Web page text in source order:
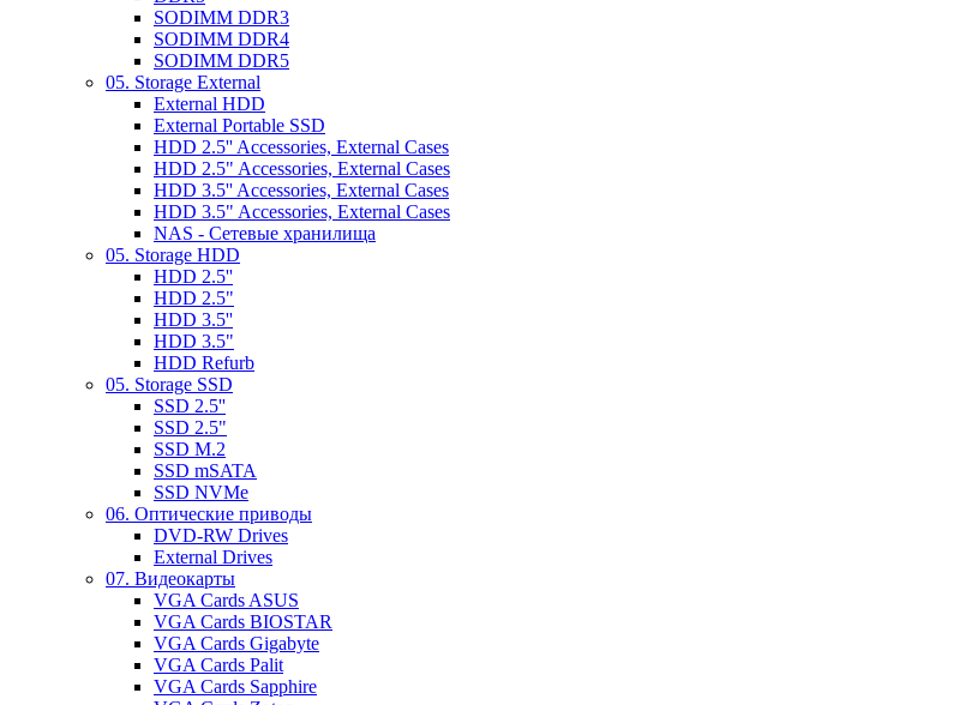
SODIMM DDR3
SODIMM DDR4
SODIMM DDR5
05. Storage External
External HDD
External Portable SSD
HDD 2.5'' Accessories, External Cases
HDD 2.5" Accessories, External Cases
HDD 3.5'' Accessories, External Cases
HDD 3.5" Accessories, External Cases
NAS - Сетевые хранилища
05. Storage HDD
HDD 2.5''
HDD 2.5"
HDD 3.5''
HDD 3.5"
HDD Refurb
05. Storage SSD
SSD 2.5''
SSD 2.5"
SSD M.2
SSD mSATA
SSD NVMe
06. Оптические приводы
DVD-RW Drives
External Drives
07. Видеокарты
VGA Cards ASUS
VGA Cards BIOSTAR
VGA Cards Gigabyte
VGA Cards Palit
VGA Cards Sapphire